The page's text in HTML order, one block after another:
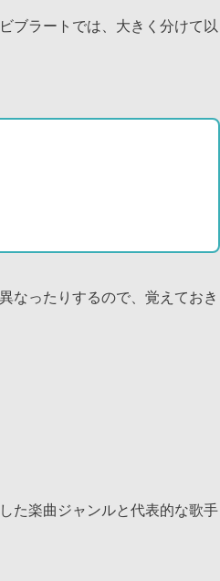
ブラートでは、大きく分けて以
なったりするので、覚えておき
た楽曲ジャンルと代表的な歌手